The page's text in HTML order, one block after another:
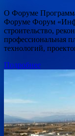
О Форуме
Форуме Форум
строительство,
профессиональная
технологий,
Подробнее